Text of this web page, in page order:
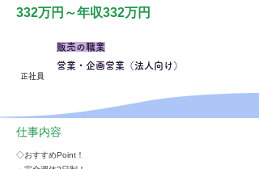
332万円～年収332万円
正社員
販売の職業
営業・企画営業（法人向け）
仕事内容
◇おすすめPoint！